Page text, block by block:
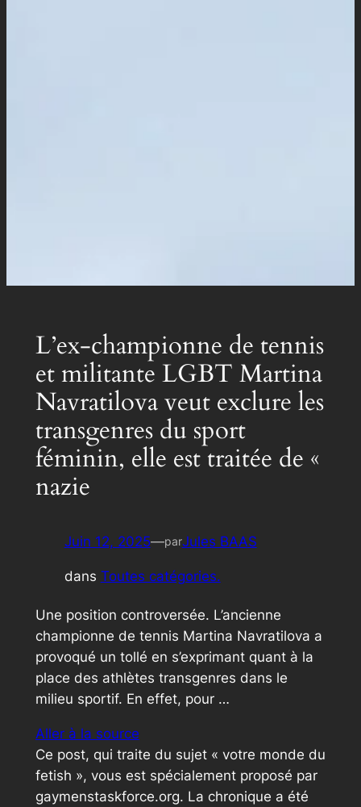
L’ex-championne de tennis
et militante LGBT Martina
Navratilova veut exclure les
transgenres du sport
féminin, elle est traitée de «
nazie
Juin 12, 2025—parJules BAAS
dans Toutes catégories.
Une position controversée. L’ancienne
championne de tennis Martina Navratilova a
provoqué un tollé en s’exprimant quant à la
place des athlètes transgenres dans le
milieu sportif. En effet, pour …
Aller à la source
Ce post, qui traite du sujet « votre monde du
fetish », vous est spécialement proposé par
gaymenstaskforce.org. La chronique a été